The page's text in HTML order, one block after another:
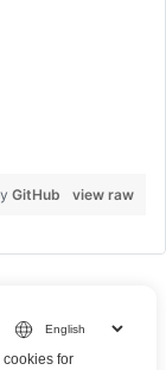
view raw
GitHub
cookies for